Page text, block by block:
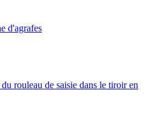
d'agrafes
rouleau de saisie dans le tiroir en